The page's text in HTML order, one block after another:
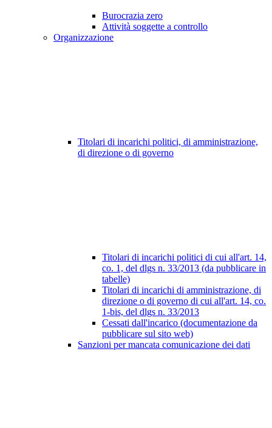
Burocrazia zero
Attività soggette a controllo
Organizzazione
Titolari di incarichi politici, di amministrazione,
di direzione o di governo
Titolari di incarichi politici di cui all'art. 14,
co. 1, del dlgs n. 33/2013 (da pubblicare in
tabelle)
Titolari di incarichi di amministrazione, di
direzione o di governo di cui all'art. 14, co.
1-bis, del dlgs n. 33/2013
Cessati dall'incarico (documentazione da
pubblicare sul sito web)
Sanzioni per mancata comunicazione dei dati